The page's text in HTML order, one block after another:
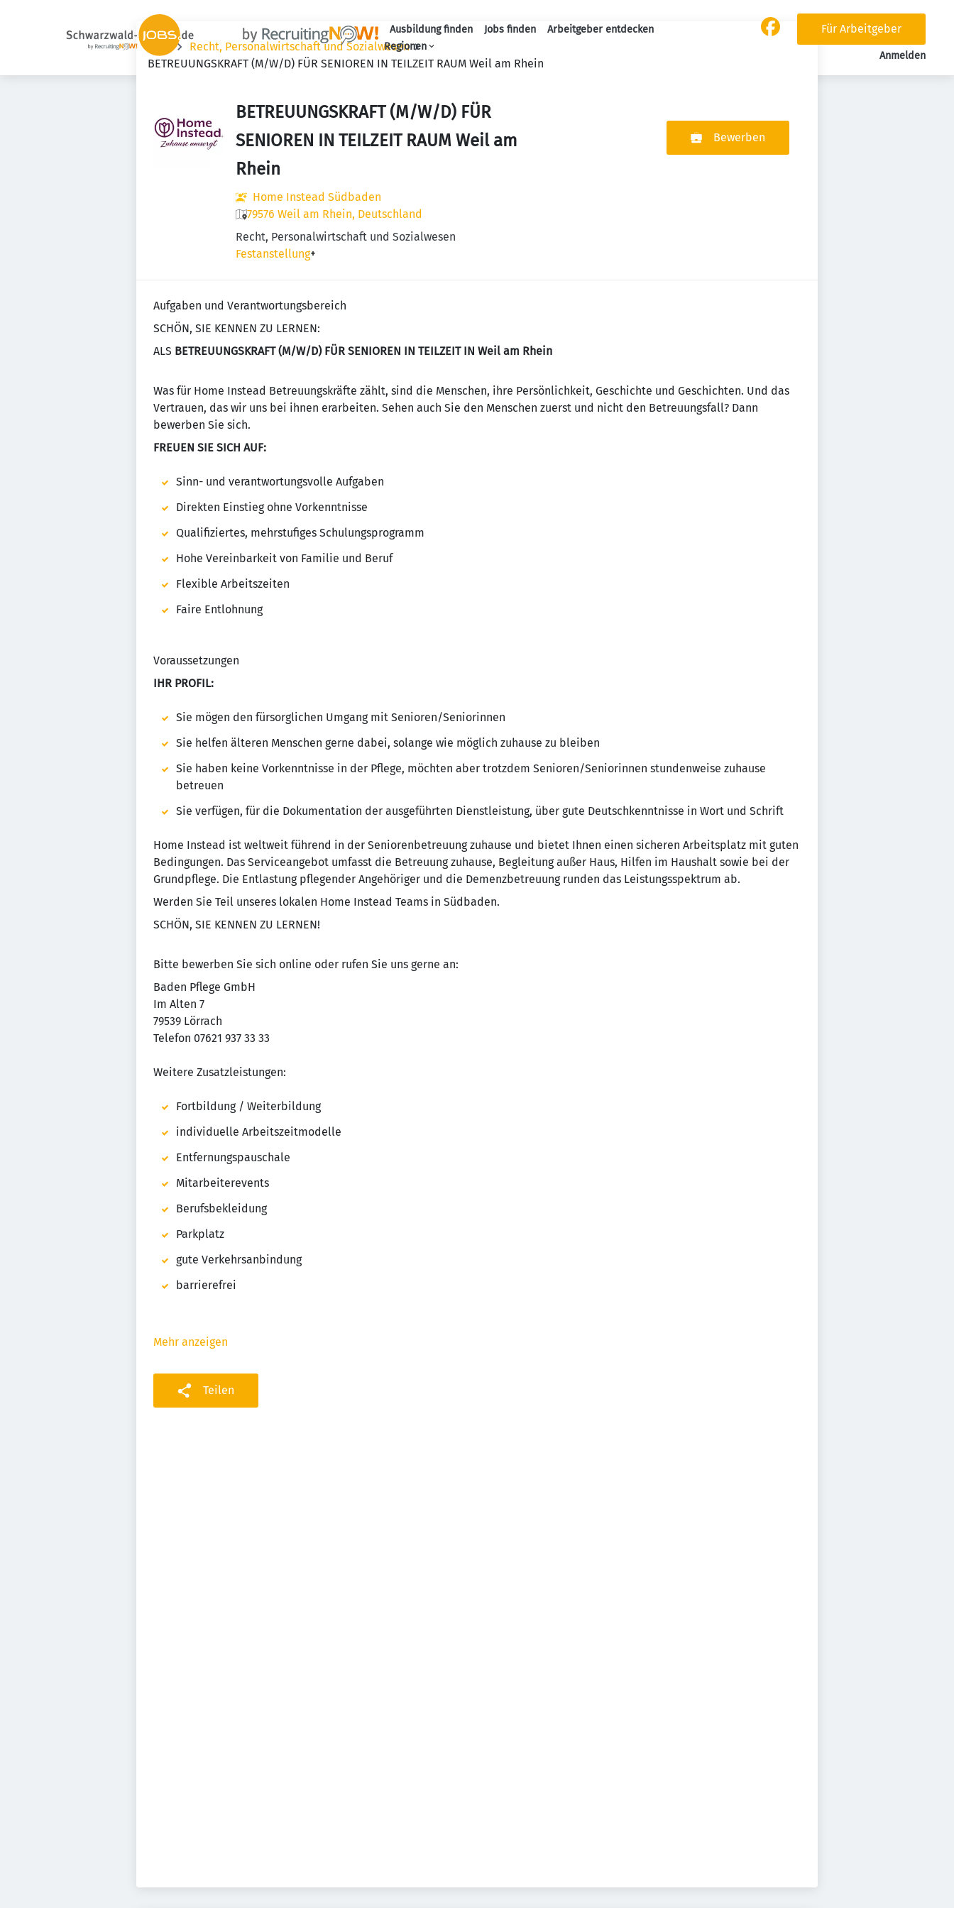
Ausbildung finden Jobs finden
Arbeitgeber entdecken
Regionen
Für Arbeitgeber
Anmelden
Recht, Personalwirtschaft und Sozialwesen
BETREUUNGSKRAFT (M/W/D) FÜR SENIOREN IN TEILZEIT RAUM Weil am Rhein
BETREUUNGSKRAFT (M/W/D) FÜR
SENIOREN IN TEILZEIT RAUM Weil am
Rhein
Home Instead Südbaden
79576 Weil am Rhein, Deutschland
Recht, Personalwirtschaft und Sozialwesen
Festanstellung+
Bewerben
Aufgaben und Verantwortungsbereich
SCHÖN, SIE KENNEN ZU LERNEN:
ALS BETREUUNGSKRAFT (M/W/D) FÜR SENIOREN IN TEILZEIT IN Weil am Rhein
Was für Home Instead Betreuungskräfte zählt, sind die Menschen, ihre Persönlichkeit, Geschichte und Geschichten. Und das
Vertrauen, das wir uns bei ihnen erarbeiten. Sehen auch Sie den Menschen zuerst und nicht den Betreuungsfall? Dann
bewerben Sie sich.
FREUEN SIE SICH AUF:
Sinn- und verantwortungsvolle Aufgaben
Direkten Einstieg ohne Vorkenntnisse
Qualifiziertes, mehrstufiges Schulungsprogramm
Hohe Vereinbarkeit von Familie und Beruf
Flexible Arbeitszeiten
Faire Entlohnung
Voraussetzungen
IHR PROFIL:
Sie mögen den fürsorglichen Umgang mit Senioren/Seniorinnen
Sie helfen älteren Menschen gerne dabei, solange wie möglich zuhause zu bleiben
Sie haben keine Vorkenntnisse in der Pflege, möchten aber trotzdem Senioren/Seniorinnen stundenweise zuhause
betreuen
Sie verfügen, für die Dokumentation der ausgeführten Dienstleistung, über gute Deutschkenntnisse in Wort und Schrift
Home Instead ist weltweit führend in der Seniorenbetreuung zuhause und bietet Ihnen einen sicheren Arbeitsplatz mit guten
Bedingungen. Das Serviceangebot umfasst die Betreuung zuhause, Begleitung außer Haus, Hilfen im Haushalt sowie bei der
Grundpflege. Die Entlastung pflegender Angehöriger und die Demenzbetreuung runden das Leistungsspektrum ab.
Werden Sie Teil unseres lokalen Home Instead Teams in Südbaden.
SCHÖN, SIE KENNEN ZU LERNEN!
Bitte bewerben Sie sich online oder rufen Sie uns gerne an:
Baden Pflege GmbH
Im Alten 7
79539 Lörrach
Telefon 07621 937 33 33
Weitere Zusatzleistungen:
Fortbildung / Weiterbildung
individuelle Arbeitszeitmodelle
Entfernungspauschale
Mitarbeiterevents
Berufsbekleidung
Parkplatz
gute Verkehrsanbindung
barrierefrei
Mehr anzeigen
Teilen